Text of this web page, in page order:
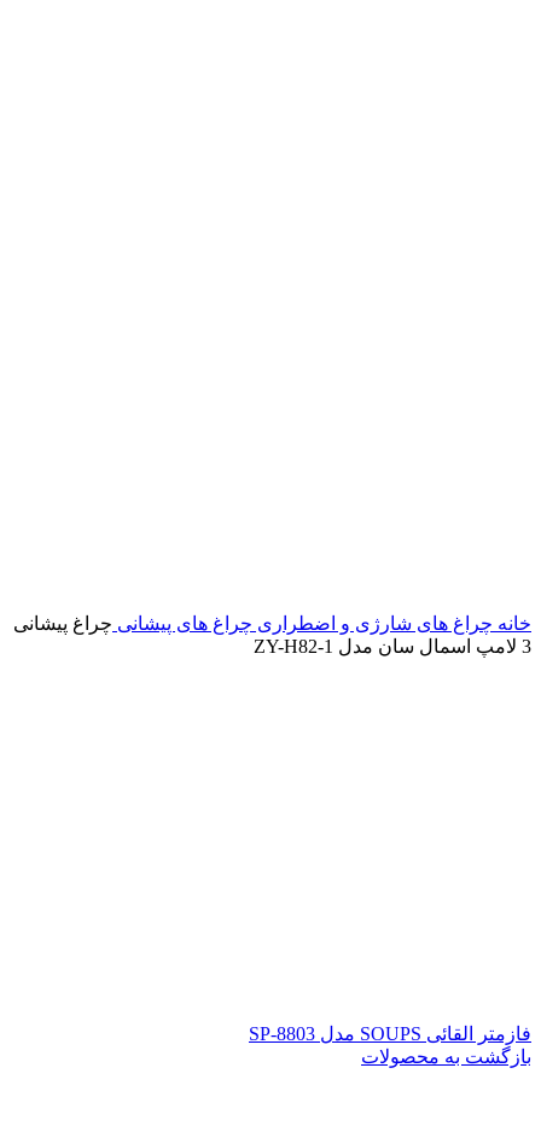
خانه چراغ های شارژی و اضطراری چراغ های پیشانی چراغ پیشانی
3 لامپ اسمال سان مدل ZY-H82-1
فازمتر القائی SOUPS مدل SP-8803
بازگشت به محصولات